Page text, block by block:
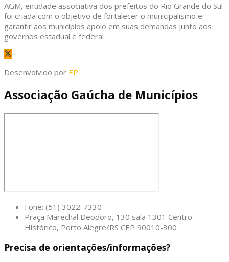
AGM, entidade associativa dos prefeitos do Rio Grande do Sul
foi criada com o objetivo de fortalecer o municipalismo e
garantir aos municípios apoio em suas demandas junto aos
governos estadual e federal
Desenvolvido por EP
Associação Gaúcha de Municípios
Fone: (51) 3022-7330
Praça Marechal Deodoro, 130 sala 1301 Centro
Histórico, Porto Alegre/RS CEP 90010-300
Precisa de orientações/informações?